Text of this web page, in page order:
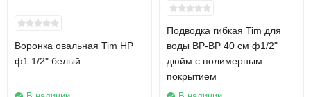
Воронка овальная Tim НР
ф1 1/2" белый
Подводка гибкая Tim для
воды ВР-ВР 40 см ф1/2"
дюйм с полимерным
покрытием